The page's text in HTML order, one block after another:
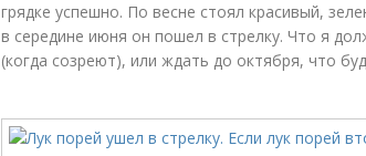
грядке успешно. По весне стоял красивый,
в середине июня он пошел в стрелку. Что я
(когда созреют), или ждать до октября, что